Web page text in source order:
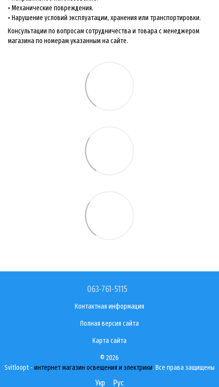
• Механические повреждения.
• Нарушение условий эксплуатации, хранения или транспортировки.
Консультации по вопросам сотрудничества и товара с менеджером
магазина по номерам указанным на сайте.
063-761-5115
Контактная информация
Полная версия сайта
Карта сайта
© 2026
Svitloopt - интернет магазин освещения и электрики. Все права защищены
Укр Рус